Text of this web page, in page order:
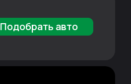
Подобрать авто